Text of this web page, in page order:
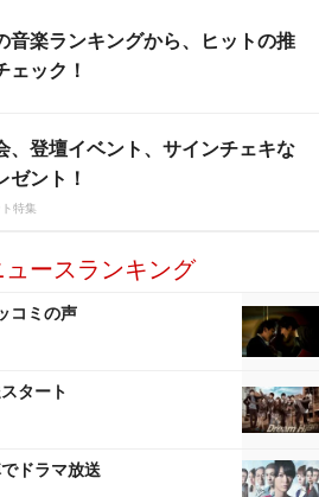
音楽ランキングから、ヒットの推
ェック！
、登壇イベント、サインチェキな
ゼント！
特集
ュースランキング
コミの声
タート
ドラマ放送